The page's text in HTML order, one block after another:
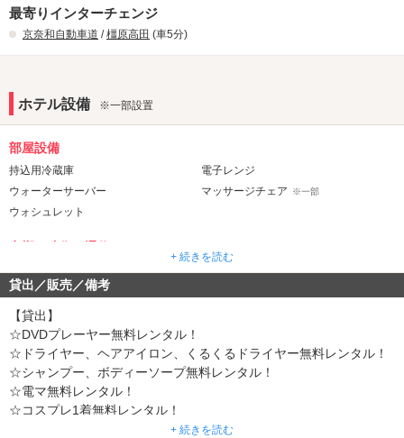
最寄りインターチェンジ
京奈和自動車道 /橿原高田 (車5分)
ホテル設備 ※一部設置
部屋設備
持込用冷蔵庫
電子レンジ
ウォーターサーバー
マッサージチェア ※一部
ウォシュレット
VOD
Wi-Fi
Android充電器
※一部
アメニティ
セレクトシャンプー ※一部 カールドライヤー ※一部
ヘアアイロン ※一部 電気マッサージ器
コスプレ ※一部
+ 続きを読む
貸出／販売／備考
【貸出】
☆DVDプレーヤー無料レンタル！
☆ドライヤー、ヘアアイロン、くるくるドライヤー無料レンタル！
☆シャンプー、ボディーソープ無料レンタル！
☆電マ無料レンタル！
☆コスプレ1着無料レンタル！
+ 続きを読む